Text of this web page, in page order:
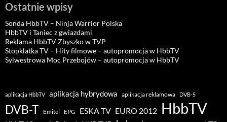
Ostatnie wpisy
Sonda HbbTV – Ninja Warrior Polska
HbbTV i Taniec z gwiazdami
Reklama HbbTV Zbyszko w TVP
Stopklatka TV – Hity filmowe – autopromocja w HbbTV
Sylwestrowa Moc Przebojów – autopromocja w HbbTV
aplikacja HbbTV aplikacja hybrydowa aplikacja reklamowa DVB-S
DVB-T Emitel EPG ESKA TV EURO 2012 HbbTV